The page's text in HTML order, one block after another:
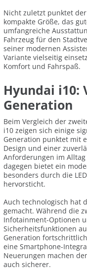
Nicht zuletzt punktet
kompakte Größe, das
umfangreiche
Fahrzeug für den
seiner modernen
Variante vielseitig
Komfort und Fahrspaß.
Hyundai i10:
Generation
Beim Vergleich der
i10 zeigen sich einige
Generation punktet mit
Design und einer
Anforderungen im
dagegen bietet ein
besonders durch die
hervorsticht.
Auch technologisch hat
gemacht. Während die
Infotainment-Optionen
Sicherheitsfunktionen
Generation
eine Smartphone-
Neuerungen machen
auch sicherer.